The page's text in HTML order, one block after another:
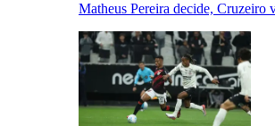
Matheus Pereira decide, Cruzeiro